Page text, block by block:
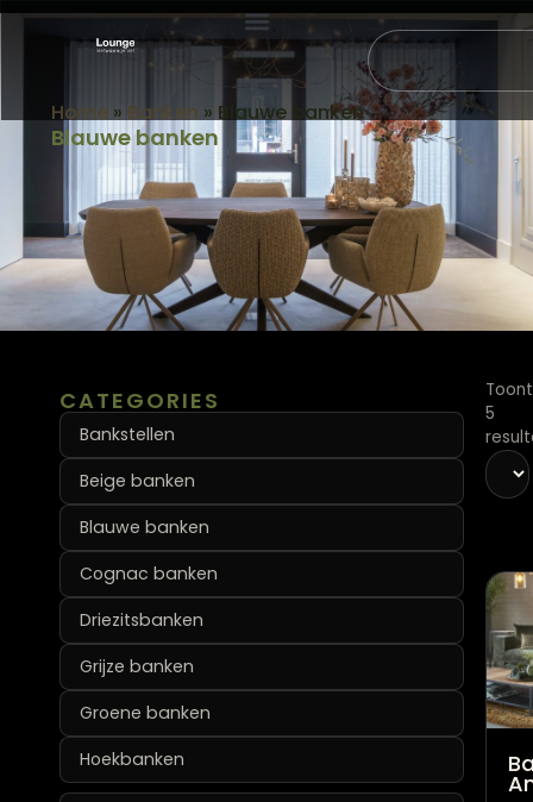
Home » Banken » Blauwe banken
Blauwe banken
CATEGORIES
Bankstellen
Beige banken
Blauwe banken
Cognac banken
Driezitsbanken
Grijze banken
Groene banken
Hoekbanken
5